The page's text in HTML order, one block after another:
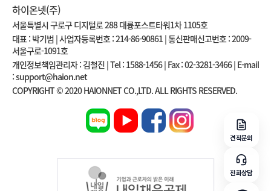
하이온넷(주)
서울특별시 구로구 디지털로 288 대륭포스트타워1차 1105호
대표 : 박기범 | 사업자등록번호 : 214-86-90861 | 통신판매신고번호 : 2009-
서울구로-1091호
개인정보책임관리자 : 김철진 | Tel : 1588-1456 | Fax : 02-3281-3466 | E-mail
: support@haion.net
COPYRIGHT © 2020 HAIONNET CO.,LTD. ALL RIGHTS RESERVED.
견적문의
전화상담